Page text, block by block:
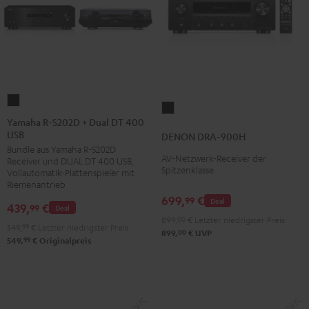
S202D
+
Dual
DT
USB
Yamaha R-S202D + Dual DT 400
USB
Bundle aus Yamaha R-S202D
Receiver und DUAL DT 400 USB,
Vollautomatik-Plattenspieler mit
Riemenantrieb
Deal
439,99 €
549, 99 € Originalpreis
900H
Schwarz
DENON DRA-900H
AV-Netzwerk-Receiver der
Spitzenklasse
Deal
699,99 €
899, 00 € UVP